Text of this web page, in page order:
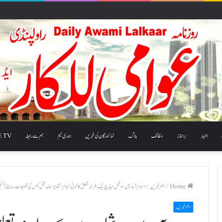
اخبار برانڈز وظائف بلاگ نمائندگان کی خبریں ہماری ٹیم ہم سے رابطہ TV
/اہم خبریں/اسلام آباد میں سوشل میڈیا پر یک طرفہ تعلق کا خونی انجام: ثناء یوسف قتل کیس کی تفصیلات سامنے آ
اہم خبریں